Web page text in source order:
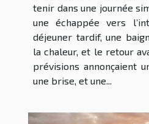
tenir dans une journée
une échappée vers
déjeuner tardif, une
la chaleur, et le retour
prévisions annonçaient
une brise, et une...